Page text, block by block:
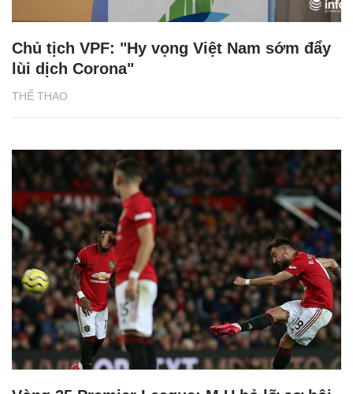
THỂ THAO
Chủ tịch VPF: "Hy vọng Việt Nam sớm đẩy
lùi dịch Corona"